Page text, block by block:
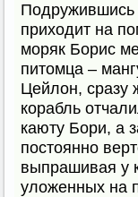
Подружившись
приходит на
моряк Борис
питомца –
Цейлон, сразу
корабль
каюту Бори, а
постоянно
выпрашивая у
уложенных на